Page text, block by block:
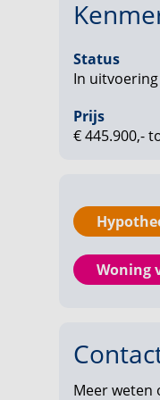
Status
In uitvoering
Prijs
€ 445.900,-
Woning
Meer weten